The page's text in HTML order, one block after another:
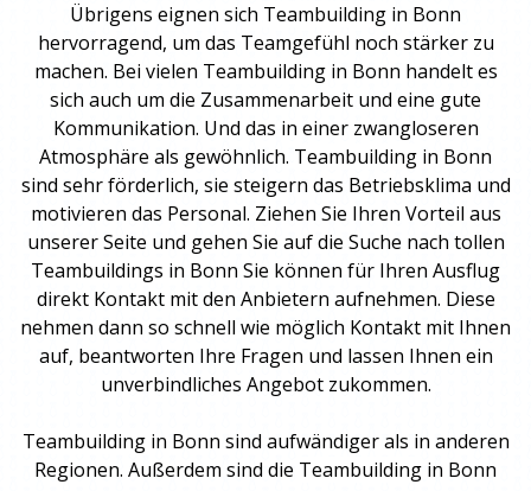
Übrigens eignen sich Teambuilding in Bonn
hervorragend, um das Teamgefühl noch stärker zu
machen. Bei vielen Teambuildingin Bonn handelt es
sich auch um die Zusammenarbeit und eine gute
Kommunikation. Und das in einer zwangloseren
Atmosphäre als gewöhnlich. Teambuilding in Bonn
sind sehr förderlich, sie steigern das Betriebsklima und
motivieren das Personal. Ziehen Sie Ihren Vorteil aus
unserer Seite und gehen Sie auf die Suche nach tollen
Teambuildings in Bonn Sie können für Ihren Ausflug
direkt Kontakt mit den Anbietern aufnehmen. Diese
nehmen dann so schnell wie möglich Kontakt mit Ihnen
auf, beantworten Ihre Fragen und lassen Ihnen ein
unverbindliches Angebot zukommen.
Teambuilding in Bonn sind aufwändiger als in anderen
Regionen. Außerdem sind die Teambuilding in Bonn